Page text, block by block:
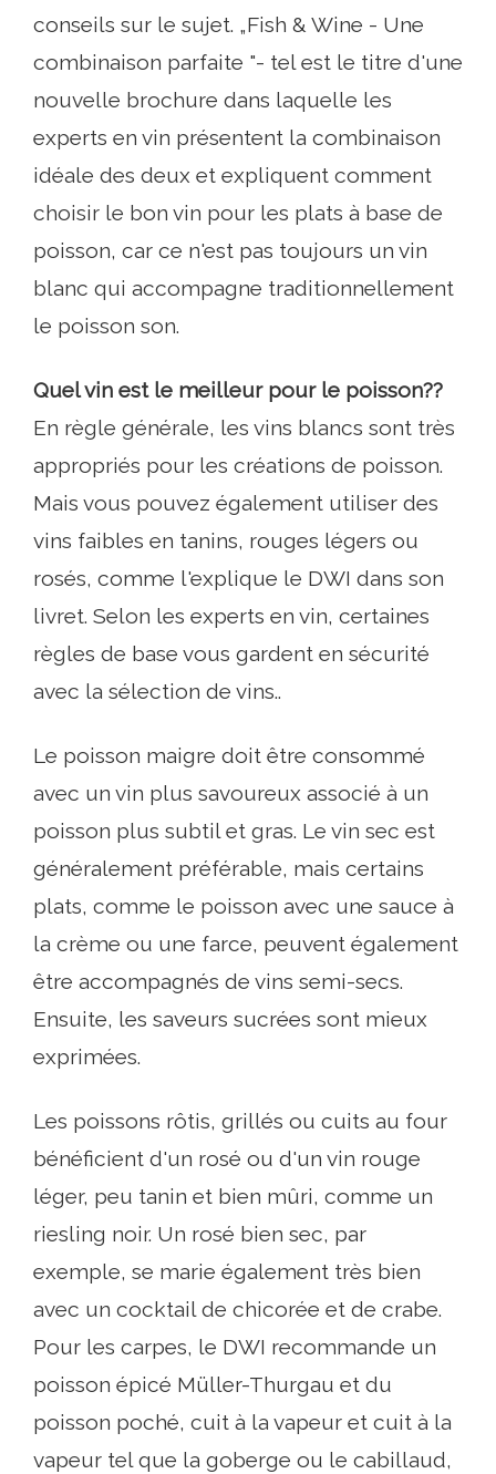
conseils sur le sujet. „Fish & Wine - Une
combinaison parfaite "- tel est le titre d'une
nouvelle brochure dans laquelle les
experts en vin présentent la combinaison
idéale des deux et expliquent comment
choisir le bon vin pour les plats à base de
poisson, car ce n'est pas toujours un vin
blanc qui accompagne traditionnellement
le poisson son.
Quel vin est le meilleur pour le poisson??
En règle générale, les vins blancs sont très
appropriés pour les créations de poisson.
Mais vous pouvez également utiliser des
vins faibles en tanins, rouges légers ou
rosés, comme l'explique le DWI dans son
livret. Selon les experts en vin, certaines
règles de base vous gardent en sécurité
avec la sélection de vins..
Le poisson maigre doit être consommé
avec un vin plus savoureux associé à un
poisson plus subtil et gras. Le vin sec est
généralement préférable, mais certains
plats, comme le poisson avec une sauce à
la crème ou une farce, peuvent également
être accompagnés de vins semi-secs.
Ensuite, les saveurs sucrées sont mieux
exprimées.
Les poissons rôtis, grillés ou cuits au four
bénéficient d'un rosé ou d'un vin rouge
léger, peu tanin et bien mûri, comme un
riesling noir. Un rosé bien sec, par
exemple, se marie également très bien
avec un cocktail de chicorée et de crabe.
Pour les carpes, le DWI recommande un
poisson épicé Müller-Thurgau et du
poisson poché, cuit à la vapeur et cuit à la
vapeur tel que la goberge ou le cabillaud,